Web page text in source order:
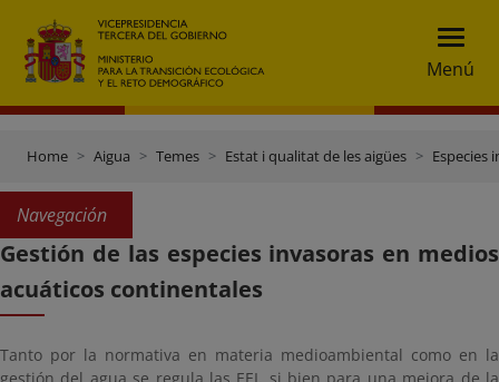
Menú
Home Aigua Temes Estat i qualitat de les aigües Especies
Navegación
Gestión de las especies invasoras en medios
acuáticos continentales
Tanto por la normativa en materia medioambiental como en la